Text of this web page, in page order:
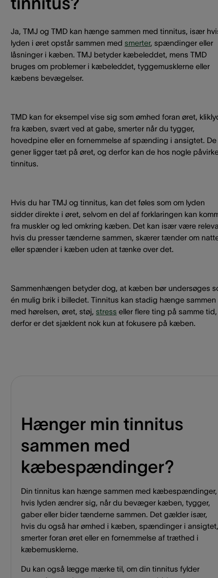
Ja, TMJ og TMD kan hænge sammen med tinnitus, især
lyden i øret opstår sammen med smerter, spændinger eller
låsninger i kæben. TMJ betyder kæbeleddet, mens TMD
bruges om problemer i kæbeleddet, tyggemusklerne eller
kæbens bevægelser.
TMD kan for eksempel vise sig som ømhed foran øret,
fra kæben, svært ved at gabe, smerter når du tygger,
hovedpine eller en fornemmelse af spænding i ansigtet. De
gener ligger tæt på øret, og derfor kan de hos nogle
tinnitus.
Hvis du har TMJ og tinnitus, kan det føles som om lyden
sidder direkte i øret, selvom en del af forklaringen kan
fra muskler og led omkring kæben. Det kan især være
hvis du presser tænderne sammen, skærer tænder om
eller spænder i kæben uden at tænke over det.
Sammenhængen betyder dog, at kæben bør undersøges
én mulig brik i billedet. Tinnitus kan stadig hænge sammen
med hørelsen, øret, støj, stress eller flere ting på samme
derfor er det sjældent nok kun at fokusere på kæben.
Hænger min tinnitus
sammen med
kæbespændinger?
Din tinnitus kan hænge sammen med kæbespændinger,
hvis lyden ændrer sig, når du bevæger kæben, tygger,
gaber eller bider tænderne sammen. Det gælder især,
hvis du også har ømhed i kæben, spændinger i ansigtet,
smerter foran øret eller en fornemmelse af træthed i
kæbemusklerne.
Du kan også lægge mærke til, om din tinnitus fylder